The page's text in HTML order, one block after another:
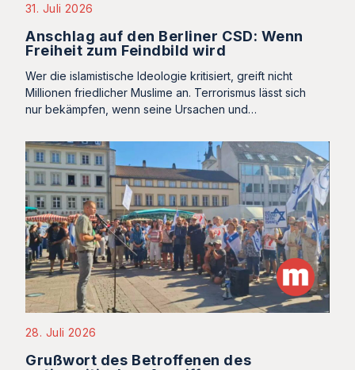
31. Juli 2026
Anschlag auf den Berliner CSD: Wenn
Freiheit zum Feindbild wird
Wer die islamistische Ideologie kritisiert, greift nicht
Millionen friedlicher Muslime an. Terrorismus lässt sich
nur bekämpfen, wenn seine Ursachen und…
28. Juli 2026
Grußwort des Betroffenen des